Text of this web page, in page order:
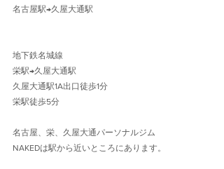
名古屋駅→久屋大通駅
地下鉄名城線
栄駅→久屋大通駅
久屋大通駅1A出口徒歩1分
栄駅徒歩5分
名古屋、栄、久屋大通パーソナルジム
NAKEDは駅から近いところにあります。